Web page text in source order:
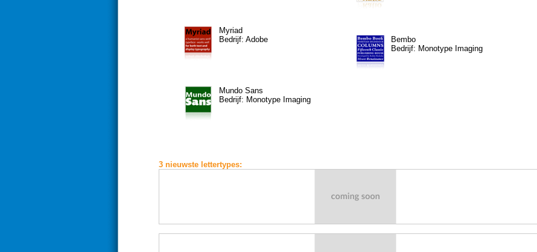
Myriad
Bedrijf: Adobe
Bembo
Bedrijf: Monotype Imaging
Mundo Sans
Bedrijf: Monotype Imaging
3 nieuwste lettertypes: